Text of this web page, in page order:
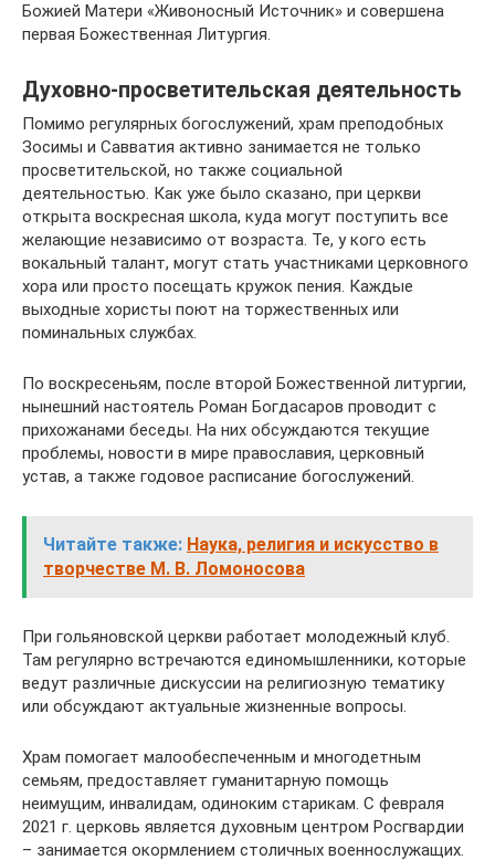
Божией Матери «Живоносный Источник» и совершена
первая Божественная Литургия.
Духовно-просветительская деятельность
Помимо регулярных богослужений, храм преподобных
Зосимы и Савватия активно занимается не только
просветительской, но также социальной
деятельностью. Как уже было сказано, при церкви
открыта воскресная школа, куда могут поступить все
желающие независимо от возраста. Те, у кого есть
вокальный талант, могут стать участниками церковного
хора или просто посещать кружок пения. Каждые
выходные хористы поют на торжественных или
поминальных службах.
По воскресеньям, после второй Божественной литургии,
нынешний настоятель Роман Богдасаров проводит с
прихожанами беседы. На них обсуждаются текущие
проблемы, новости в мире православия, церковный
устав, а также годовое расписание богослужений.
Читайте также: Наука, религия и искусство в
творчестве М. В. Ломоносова
При гольяновской церкви работает молодежный клуб.
Там регулярно встречаются единомышленники, которые
ведут различные дискуссии на религиозную тематику
или обсуждают актуальные жизненные вопросы.
Храм помогает малообеспеченным и многодетным
семьям, предоставляет гуманитарную помощь
неимущим, инвалидам, одиноким старикам. С февраля
2021 г. церковь является духовным центром Росгвардии
– занимается окормлением столичных военнослужащих.